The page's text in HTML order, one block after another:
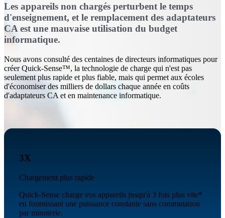
Les appareils non chargés perturbent le temps
d'enseignement, et le remplacement des adaptateurs
CA est une mauvaise utilisation du budget
informatique.
Nous avons consulté des centaines de directeurs informatiques pour
créer Quick-Sense™, la technologie de charge qui n'est pas
seulement plus rapide et plus fiable, mais qui permet aux écoles
d'économiser des milliers de dollars chaque année en coûts
d'adaptateurs CA et en maintenance informatique.
3X
Chargement plus rapide
Quick-Sense charge vos appareils jusqu'à 3 fois plus vite*
en fournissant une puissance constante sans commutation
par minuterie.